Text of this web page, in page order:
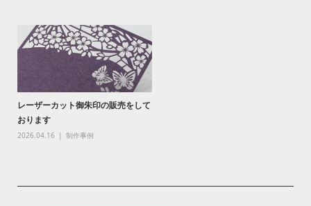
レーザーカット御朱印の販売をして
おります
2026.04.16
制作事例